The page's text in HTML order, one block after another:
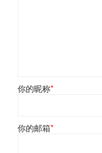
你的昵称*
你的邮箱*